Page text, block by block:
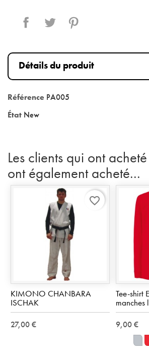
Partager Tweet
Détails du produit
Référence PA005
État New
Les clients qui ont
ont également acheté...
KIMONO CHANBARA
ISCHAK
27,00 €
favorite_border
Tee-shirt
manches
9,00 €
Gris